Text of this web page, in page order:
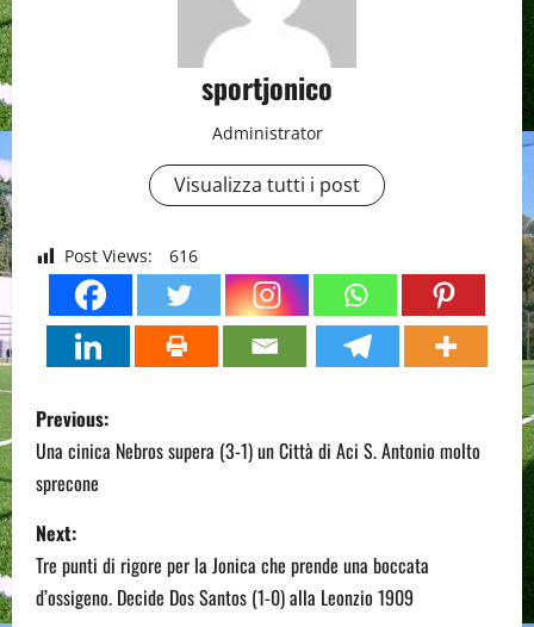
sportjonico
Administrator
Visualizza tutti i post
Post Views: 616
P
o
s
t
n
Previous:
Una cinica Nebros supera (3-1) un Città di Aci S. Antonio molto
sprecone
Next:
Tre punti di rigore per la Jonica che prende una boccata
d’ossigeno. Decide Dos Santos (1-0) alla Leonzio 1909